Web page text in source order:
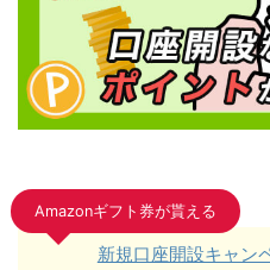
Amazonギフト券が貰える
新規口座開設キャン